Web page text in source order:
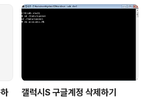
갤럭시S 구글계정 삭제하기